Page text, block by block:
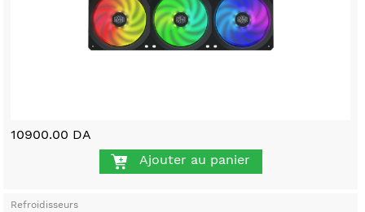
10900.00 DA
Ajouter au panier
Refroidisseurs